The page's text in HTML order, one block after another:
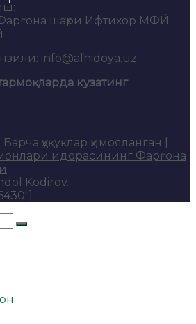
шаҳри Ифтихор МФЙ
info@alhidoya.uz
кузатинг
Барча ҳуқуқлар ҳимояланган |
идорасининг Фарғона
.
Kodirov.